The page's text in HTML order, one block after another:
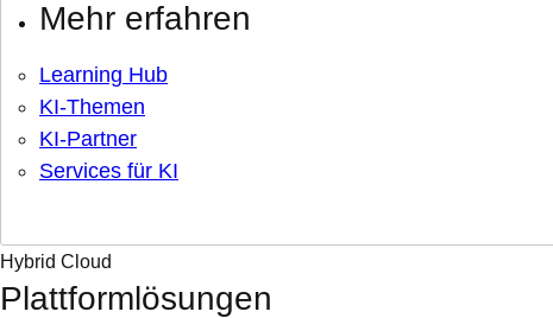
Mehr erfahren
Learning Hub
KI-Themen
KI-Partner
Services für KI
Hybrid Cloud
Plattformlösungen